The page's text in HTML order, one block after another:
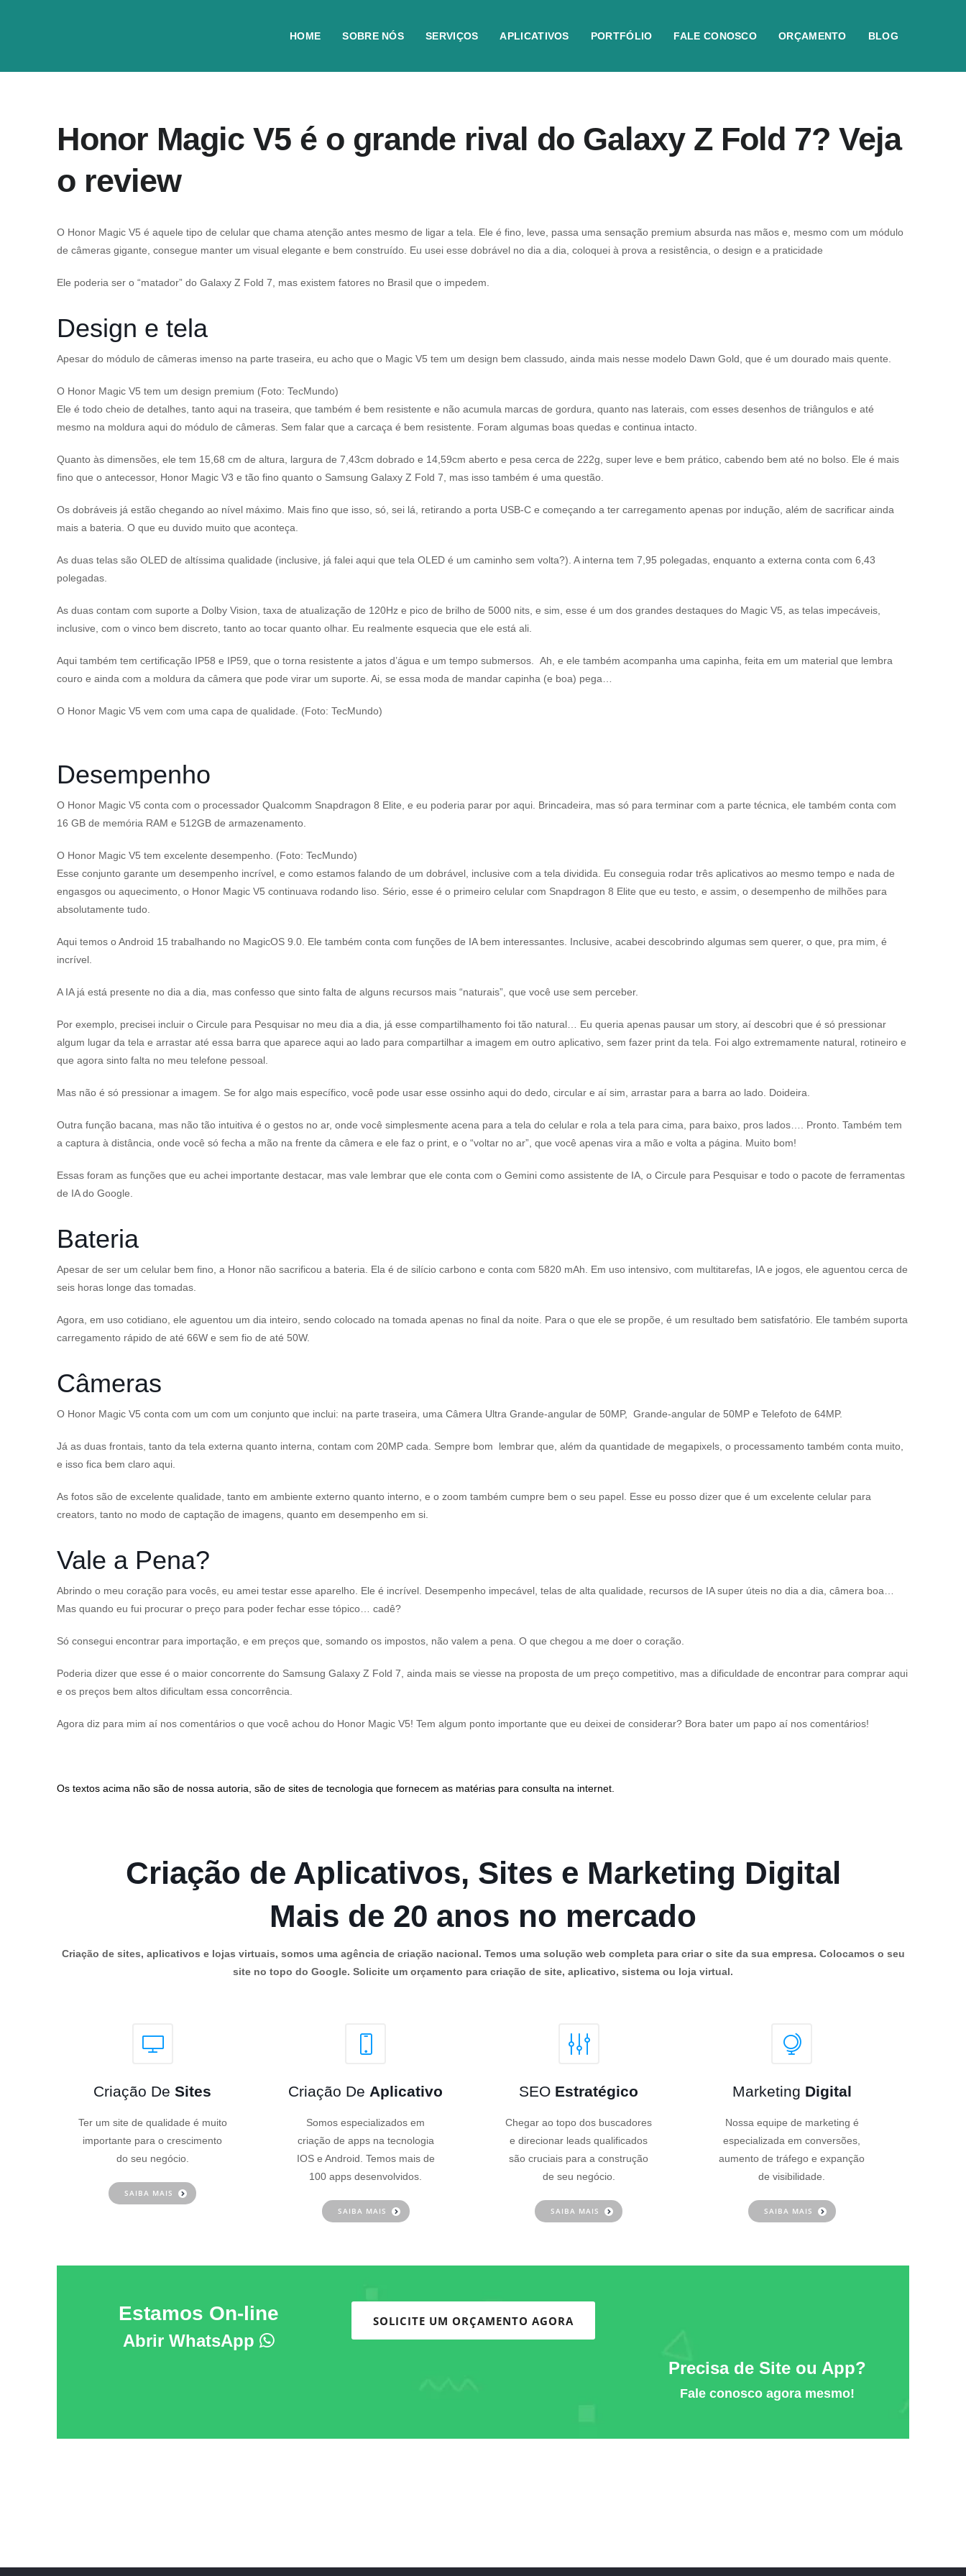
HOME SOBRE NÓS SERVIÇOS APLICATIVOS PORTFÓLIO FALE CONOSCO ORÇAMENTO BLOG
Honor Magic V5 é o grande rival do Galaxy Z Fold 7? Veja
o review
O Honor Magic V5 é aquele tipo de celular que chama atenção antes mesmo de ligar a tela. Ele é fino, leve, passa uma sensação premium absurda nas mãos e, mesmo com um módulo
de câmeras gigante, consegue manter um visual elegante e bem construído. Eu usei esse dobrável no dia a dia, coloquei à prova a resistência, o design e a praticidade
Ele poderia ser o “matador” do Galaxy Z Fold 7, mas existem fatores no Brasil que o impedem.
Design e tela
Apesar do módulo de câmeras imenso na parte traseira, eu acho que o Magic V5 tem um design bem classudo, ainda mais nesse modelo Dawn Gold, que é um dourado mais quente.
O Honor Magic V5 tem um design premium (Foto: TecMundo)
Ele é todo cheio de detalhes, tanto aqui na traseira, que também é bem resistente e não acumula marcas de gordura, quanto nas laterais, com esses desenhos de triângulos e até
mesmo na moldura aqui do módulo de câmeras. Sem falar que a carcaça é bem resistente. Foram algumas boas quedas e continua intacto.
Quanto às dimensões, ele tem 15,68 cm de altura, largura de 7,43cm dobrado e 14,59cm aberto e pesa cerca de 222g, super leve e bem prático, cabendo bem até no bolso. Ele é mais
fino que o antecessor, Honor Magic V3 e tão fino quanto o Samsung Galaxy Z Fold 7, mas isso também é uma questão.
Os dobráveis já estão chegando ao nível máximo. Mais fino que isso, só, sei lá, retirando a porta USB-C e começando a ter carregamento apenas por indução, além de sacrificar ainda
mais a bateria. O que eu duvido muito que aconteça.
As duas telas são OLED de altíssima qualidade (inclusive, já falei aqui que tela OLED é um caminho sem volta?). A interna tem 7,95 polegadas, enquanto a externa conta com 6,43
polegadas.
As duas contam com suporte a Dolby Vision, taxa de atualização de 120Hz e pico de brilho de 5000 nits, e sim, esse é um dos grandes destaques do Magic V5, as telas impecáveis,
inclusive, com o vinco bem discreto, tanto ao tocar quanto olhar. Eu realmente esquecia que ele está ali.
Aqui também tem certificação IP58 e IP59, que o torna resistente a jatos d’água e um tempo submersos. Ah, e ele também acompanha uma capinha, feita em um material que lembra
couro e ainda com a moldura da câmera que pode virar um suporte. Ai, se essa moda de mandar capinha (e boa) pega…
O Honor Magic V5 vem com uma capa de qualidade. (Foto: TecMundo)
Desempenho
O Honor Magic V5 conta com o processador Qualcomm Snapdragon 8 Elite, e eu poderia parar por aqui. Brincadeira, mas só para terminar com a parte técnica, ele também conta com
16 GB de memória RAM e 512GB de armazenamento.
O Honor Magic V5 tem excelente desempenho. (Foto: TecMundo)
Esse conjunto garante um desempenho incrível, e como estamos falando de um dobrável, inclusive com a tela dividida. Eu conseguia rodar três aplicativos ao mesmo tempo e nada de
engasgos ou aquecimento, o Honor Magic V5 continuava rodando liso. Sério, esse é o primeiro celular com Snapdragon 8 Elite que eu testo, e assim, o desempenho de milhões para
absolutamente tudo.
Aqui temos o Android 15 trabalhando no MagicOS 9.0. Ele também conta com funções de IA bem interessantes. Inclusive, acabei descobrindo algumas sem querer, o que, pra mim, é
incrível.
A IA já está presente no dia a dia, mas confesso que sinto falta de alguns recursos mais “naturais”, que você use sem perceber.
Por exemplo, precisei incluir o Circule para Pesquisar no meu dia a dia, já esse compartilhamento foi tão natural… Eu queria apenas pausar um story, aí descobri que é só pressionar
algum lugar da tela e arrastar até essa barra que aparece aqui ao lado para compartilhar a imagem em outro aplicativo, sem fazer print da tela. Foi algo extremamente natural, rotineiro e
que agora sinto falta no meu telefone pessoal.
Mas não é só pressionar a imagem. Se for algo mais específico, você pode usar esse ossinho aqui do dedo, circular e aí sim, arrastar para a barra ao lado. Doideira.
Outra função bacana, mas não tão intuitiva é o gestos no ar, onde você simplesmente acena para a tela do celular e rola a tela para cima, para baixo, pros lados…. Pronto. Também tem
a captura à distância, onde você só fecha a mão na frente da câmera e ele faz o print, e o “voltar no ar”, que você apenas vira a mão e volta a página. Muito bom!
Essas foram as funções que eu achei importante destacar, mas vale lembrar que ele conta com o Gemini como assistente de IA, o Circule para Pesquisar e todo o pacote de ferramentas
de IA do Google.
Bateria
Apesar de ser um celular bem fino, a Honor não sacrificou a bateria. Ela é de silício carbono e conta com 5820 mAh. Em uso intensivo, com multitarefas, IA e jogos, ele aguentou cerca de
seis horas longe das tomadas.
Agora, em uso cotidiano, ele aguentou um dia inteiro, sendo colocado na tomada apenas no final da noite. Para o que ele se propõe, é um resultado bem satisfatório. Ele também suporta
carregamento rápido de até 66W e sem fio de até 50W.
Câmeras
O Honor Magic V5 conta com um com um conjunto que inclui: na parte traseira, uma Câmera Ultra Grande-angular de 50MP, Grande-angular de 50MP e Telefoto de 64MP.
Já as duas frontais, tanto da tela externa quanto interna, contam com 20MP cada. Sempre bom lembrar que, além da quantidade de megapixels, o processamento também conta muito,
e isso fica bem claro aqui.
As fotos são de excelente qualidade, tanto em ambiente externo quanto interno, e o zoom também cumpre bem o seu papel. Esse eu posso dizer que é um excelente celular para
creators, tanto no modo de captação de imagens, quanto em desempenho em si.
Vale a Pena?
Abrindo o meu coração para vocês, eu amei testar esse aparelho. Ele é incrível. Desempenho impecável, telas de alta qualidade, recursos de IA super úteis no dia a dia, câmera boa…
Mas quando eu fui procurar o preço para poder fechar esse tópico… cadê?
Só consegui encontrar para importação, e em preços que, somando os impostos, não valem a pena. O que chegou a me doer o coração.
Poderia dizer que esse é o maior concorrente do Samsung Galaxy Z Fold 7, ainda mais se viesse na proposta de um preço competitivo, mas a dificuldade de encontrar para comprar aqui
e os preços bem altos dificultam essa concorrência.
Agora diz para mim aí nos comentários o que você achou do Honor Magic V5! Tem algum ponto importante que eu deixei de considerar? Bora bater um papo aí nos comentários!
Os textos acima não são de nossa autoria, são de sites de tecnologia que fornecem as matérias para consulta na internet.
Criação de Aplicativos, Sites e Marketing Digital
Mais de 20 anos no mercado
Criação de sites, aplicativos e lojas virtuais, somos uma agência de criação nacional. Temos uma solução web completa para criar o site da sua empresa. Colocamos o seu
site no topo do Google. Solicite um orçamento para criação de site, aplicativo, sistema ou loja virtual.
Criação DeSites
Ter um site de qualidade é muito
importante para o crescimento
do seu negócio.
SAIBA MAIS
Criação De Aplicativo
Somos especializados em
criação de apps na tecnologia
IOS e Android. Temos mais de
100 apps desenvolvidos.
SAIBA MAIS
SEO Estratégico
Chegar ao topo dos buscadores
e direcionar leads qualificados
são cruciais para a construção
de seu negócio.
SAIBA MAIS
Marketing Digital
Nossa equipe de marketing é
especializada em conversões,
aumento de tráfego e expanção
de visibilidade.
SAIBA MAIS
Estamos On-line
Abrir WhatsApp
SOLICITE UM ORÇAMENTO AGORA
Precisa de Site ou App?
Fale conosco agora mesmo!